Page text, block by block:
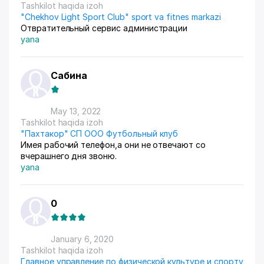
Tashkilot haqida izoh
"Chekhov Light Sport Club" sport va fitnes markazi
Отвратительный сервис администрации
yana
Сабина
May 13, 2022
Tashkilot haqida izoh
"Пахтакор" СП ООО Футбольный клуб
Имея рабочий телефон,а они не отвечают со
вчерашнего дня звоню.
yana
0
January 6, 2020
Tashkilot haqida izoh
Главное управление по физической культуре и спорту